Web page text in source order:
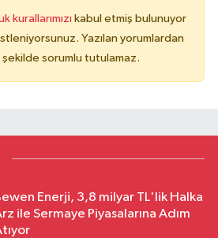
kurallarımızı kabul etmiş bulunuyor
Yazılan yorumlardan
şekilde sorumlu tutulamaz.
Enerji, 3,8 milyar TL'lik Halka
ile Sermaye Piyasalarına Adım